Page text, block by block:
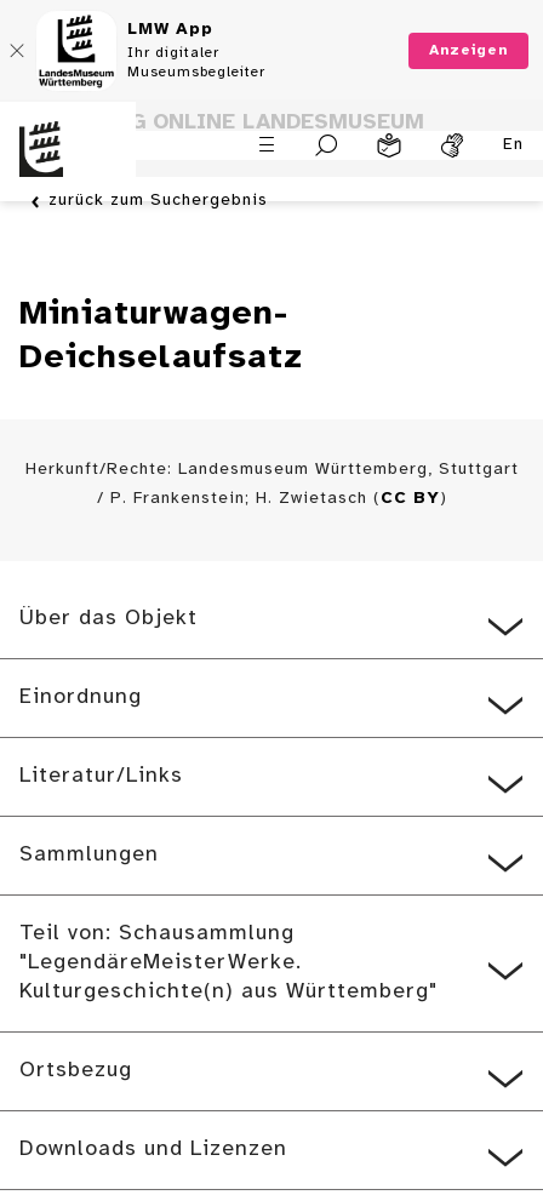
LMW App
Ihr digitaler
Museumsbegleiter
Anzeigen
En
SAMMLUNG ONLINE LANDESMUSEUM
WÜRTTEMBERG
zurück zum Suchergebnis
Miniaturwagen-
Deichselaufsatz
Herkunft/Rechte: Landesmuseum Württemberg, Stuttgart
/ P. Frankenstein; H. Zwietasch ( CC BY)
Über das Objekt
Einordnung
Literatur/Links
Sammlungen
Teil von: Schausammlung
"LegendäreMeisterWerke.
Kulturgeschichte(n) aus Württemberg"
Ortsbezug
Downloads und Lizenzen